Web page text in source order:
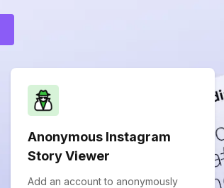
Anonymous Instagram
Story Viewer
Add an account to anonymously